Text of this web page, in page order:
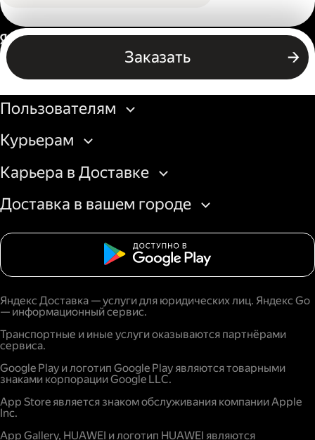
Заказать
Россия
Бизнесу
Пользователям
Курьерам
Карьера в Доставке
Доставка в вашем городе
Яндекс Доставка — услуги для юридических лиц. Яндекс Go
— информационный сервис.
Транспортные и иные услуги оказываются партнёрами
сервиса.
Google Play и логотип Google Play являются товарными
знаками корпорации Google LLC.
App Store является знаком обслуживания компании Apple
Inc.
App Gallery, HUAWEI и логотип HUAWEI являются